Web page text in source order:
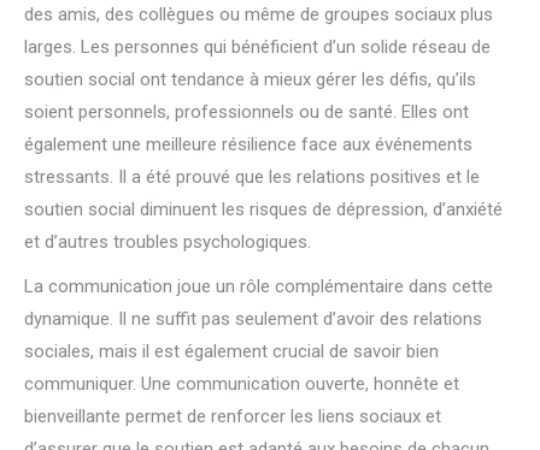
des amis, des collègues ou même de groupes sociaux plus
larges. Les personnes qui bénéficient d’un solide réseau de
soutien social ont tendance à mieux gérer les défis, qu’ils
soient personnels, professionnels ou de santé. Elles ont
également une meilleure résilience face aux événements
stressants. Il a été prouvé que les relations positives et le
soutien social diminuent les risques de dépression, d’anxiété
et d’autres troubles psychologiques.
La communication joue un rôle complémentaire dans cette
dynamique. Il ne suffit pas seulement d’avoir des relations
sociales, mais il est également crucial de savoir bien
communiquer. Une communication ouverte, honnête et
bienveillante permet de renforcer les liens sociaux et